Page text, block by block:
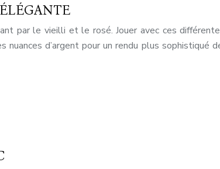
par le vieilli et le rosé. Jouer avec ces
d’argent pour un rendu plus sophistiqué